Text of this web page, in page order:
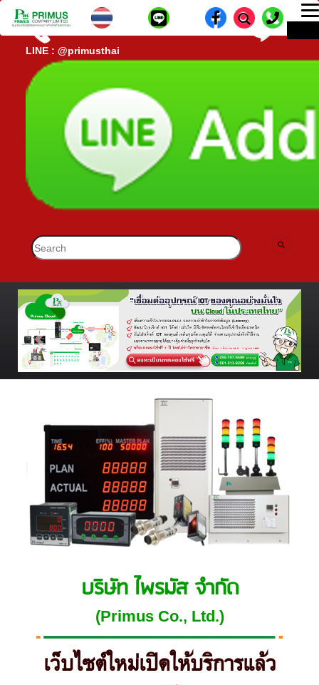
CALL CENTER : 02-693-7005 (40 คู่สาย)
lD-
LINE : @primusthai
บริษัท ไพรมัส จำกัด
(Primus Co., Ltd.)
เว็บไซต์ใหม่เปิดให้บริการแล้ว